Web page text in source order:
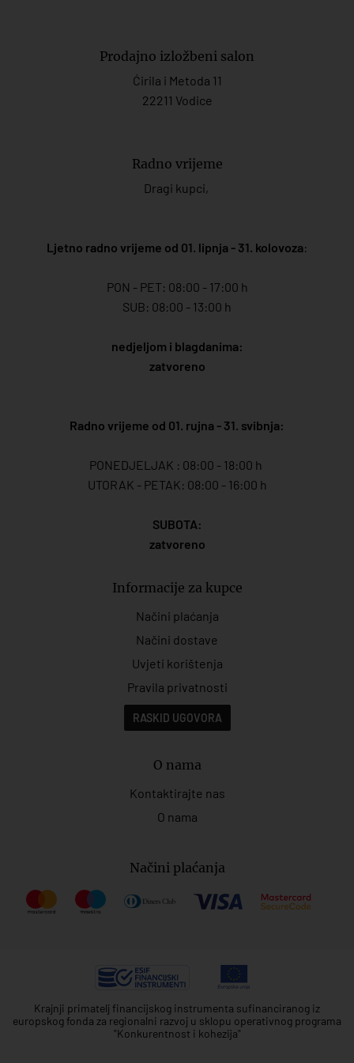
Prodajno izložbeni salon
Ćirila i Metoda 11
22211 Vodice
Radno vrijeme
Dragi kupci,
Ljetno radno vrijeme od 01. lipnja - 31. kolovoza:
PON - PET: 08:00 - 17:00 h
SUB: 08:00 - 13:00 h
nedjeljom i blagdanima:
zatvoreno
Radno vrijeme od 01. rujna - 31. svibnja:
PONEDJELJAK : 08:00 - 18:00 h
UTORAK - PETAK: 08:00 - 16:00 h
SUBOTA:
zatvoreno
Informacije za kupce
Načini plaćanja
Načini dostave
Uvjeti korištenja
Pravila privatnosti
RASKID UGOVORA
O nama
Kontaktirajte nas
O nama
Načini plaćanja
Krajnji primatelj financijskog instrumenta sufinanciranog iz
europskog fonda za regionalni razvoj u sklopu operativnog programa
"Konkurentnost i kohezija"